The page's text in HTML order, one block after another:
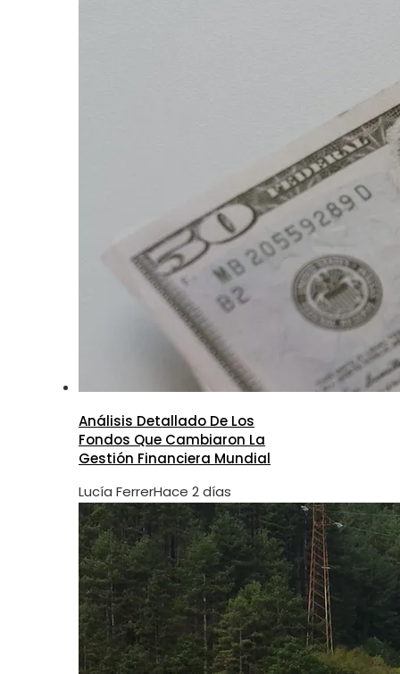
Análisis Detallado De Los
Fondos Que Cambiaron La
Gestión Financiera Mundial
Lucía FerrerHace 2 días